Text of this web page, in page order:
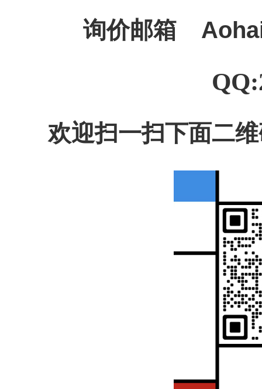
询价邮箱
欢迎扫一扫下面二